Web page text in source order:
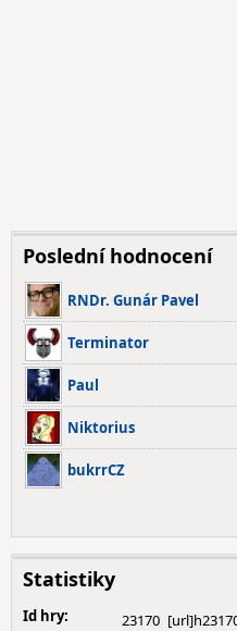
Poslední hodnocení
RNDr. Gunár Pavel
Terminator
Paul
Niktorius
bukrrCZ
Statistiky
Id hry:
23170